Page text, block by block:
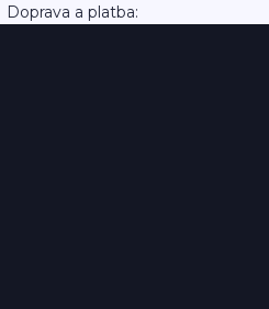
platba: